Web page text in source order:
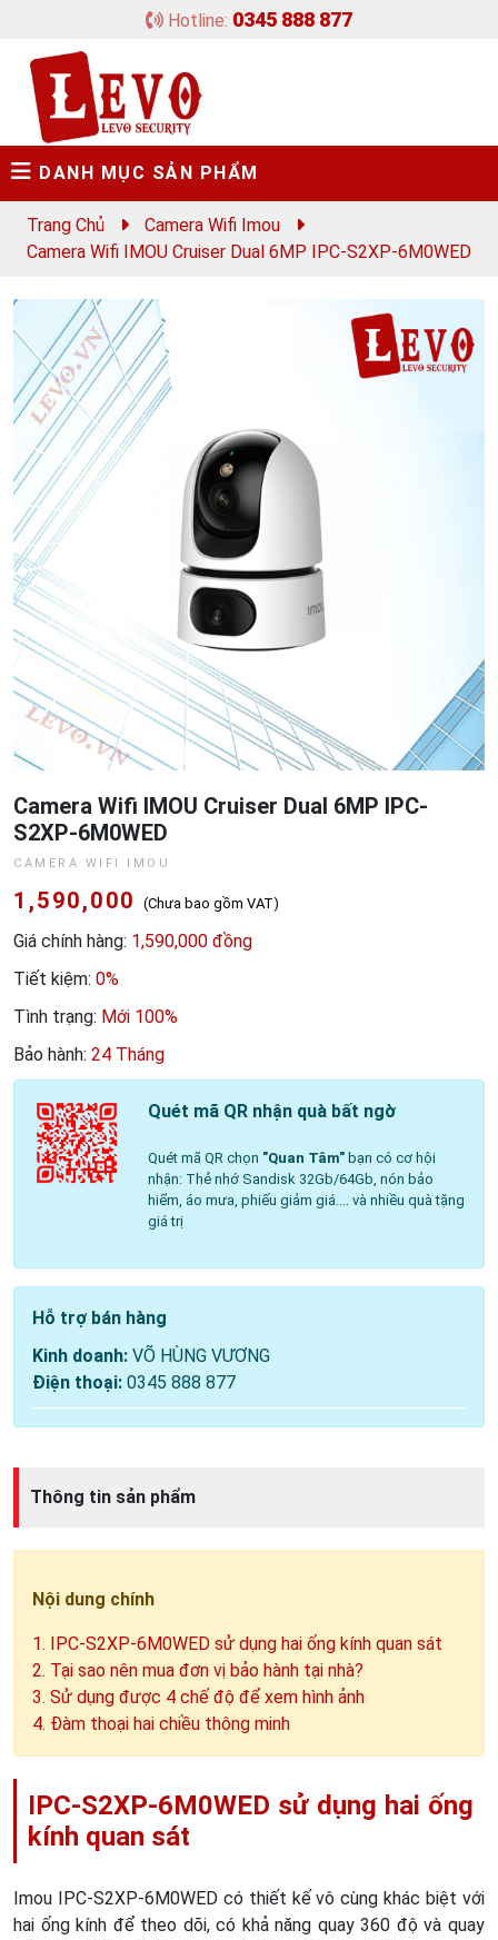
Hotline: 0345 888 877
DANH MỤC SẢN PHẨM
Trang Chủ
Camera Wifi Imou
Camera Wifi IMOU Cruiser Dual 6MP IPC-S2XP-6M0WED
Camera Wifi IMOU Cruiser Dual 6MP IPC-
S2XP-6M0WED
CAMERA WIFI IMOU
1,590,000 (Chưa bao gồm VAT)
Giá chính hàng: 1,590,000 đồng
Tiết kiệm: 0%
Tình trạng: Mới 100%
Bảo hành: 24 Tháng
Quét mã QR nhận quà bất ngờ
Quét mã QR chọn "Quan Tâm"bạn có cơ hội
nhận: Thẻ nhớ Sandisk 32Gb/64Gb, nón bảo
hiểm, áo mưa, phiếu giảm giá.... và nhiều quà tặng
giá trị
Hỗ trợ bán hàng
Kinh doanh: VÕ HÙNG VƯƠNG
Điện thoại: 0345 888 877
Thông tin sản phẩm
Nội dung chính
1. IPC-S2XP-6M0WED sử dụng hai ống kính quan sát
2. Tại sao nên mua đơn vị bảo hành tại nhà?
3. Sử dụng được 4 chế độ để xem hình ảnh
4. Đàm thoại hai chiều thông minh
IPC-S2XP-6M0WED sử dụng hai ống
kính quan sát
Imou IPC-S2XP-6M0WED có thiết kế vô cùng khác biệt với
hai ống kính để theo dõi, có khả năng quay 360 độ và quay